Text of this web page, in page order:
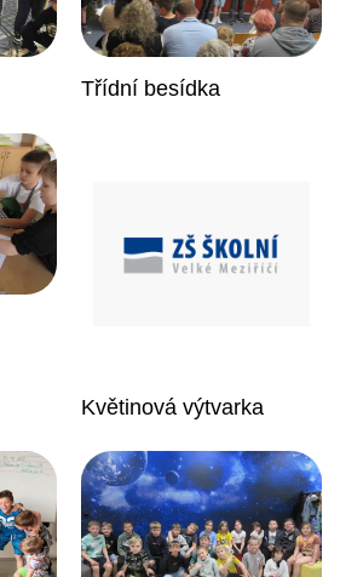
Třídní besídka
Květinová výtvarka